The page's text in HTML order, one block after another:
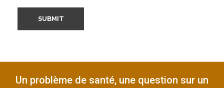
Un problème de santé, une question sur un